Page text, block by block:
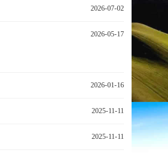
2026-07-02
2026-05-17
2026-01-16
2025-11-11
2025-11-11